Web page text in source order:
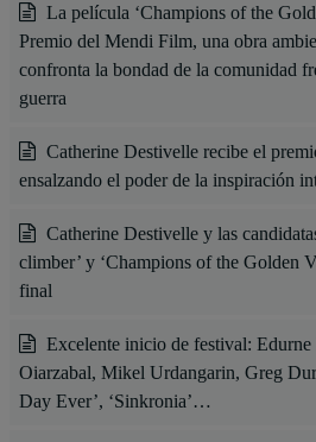
La película ‘Champions of the
Premio del Mendi Film, una obra
confronta la bondad de la comunidad
guerra
Catherine Destivelle recibe el
ensalzando el poder de la inspiración
Catherine Destivelle y las
climber’ y ‘Champions of the Golden
final
Excelente inicio de festival: Edurne
Oiarzabal, Mikel Urdangarin, Greg
Day Ever’, ‘Sinkronia’…